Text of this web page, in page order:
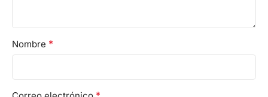
Nombre *